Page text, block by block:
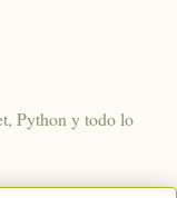
Python y todo lo